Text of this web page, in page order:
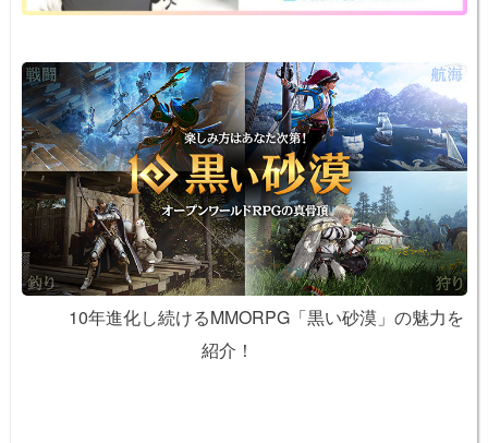
10年進化し続けるMMORPG「黒い砂漠」の魅力を
紹介！